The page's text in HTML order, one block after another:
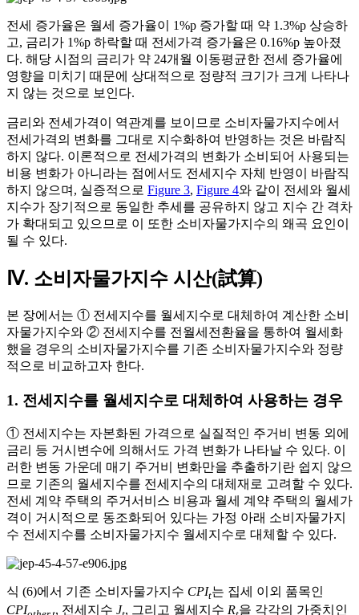
전세 증가율은 월세 증가율이 1%p 증가할 때 약 1.3%p 상승하
고, 금리가 1%p 하락할 때 전세가격 증가율은 0.16%p 높아졌
다. 해당 시점의 금리가 약 24개월 이동평균한 전세 증가율에
영향을 미치기 때문에 상대적으로 정량적 크기가 크게 나타나
지 않는 것으로 보인다.
금리와 전세가격이 역관계를 보이므로 소비자물가지수에서
전세가격의 변화를 그대로 지수화하여 반영하는 것은 바람직
하지 않다. 이론적으로 전세가격의 변화가 소비되어 사용되는
비용 변화가 아니라는 점에서도 전세지수 자체 반영이 바람직
하지 않으며, 실증적으로 Figure 3, Figure 4와 같이 전세와 월세
지수가 장기적으로 동일한 추세를 공유하지 않고 지수 간 격차
가 확대되고 있으므로 이 또한 소비자물가지수의 왜곡 요인이
될 수 있다.
Ⅳ. 소비자물가지수 시산(試算)
본 장에서는 ① 전세지수를 월세지수로 대체하여 계산한 소비
자물가지수와 ② 전세지수를 전월세전환율을 통하여 월세화
했을 경우의 소비자물가지수를 기존 소비자물가지수와 정량
적으로 비교하고자 한다.
1. 전세지수를 월세지수로 대체하여 사용하는 경우
① 전세지수는 자본화된 가격으로 실질적인 주거비 변동 외에
금리 등 거시변수에 의해서도 가격 변화가 나타날 수 있다. 이
러한 변동 가운데 매기 주거비 변화만을 추출하기란 쉽지 않으
므로 기존의 월세지수를 전세지수의 대체재로 고려할 수 있다.
전세 계약 주택의 주거서비스 비용과 월세 계약 주택의 월세가
격이 거시적으로 동조화되어 있다는 가정 아래 소비자물가지
수 전세지수를 소비자물가지수 월세지수로 대체할 수 있다.
식 (6)에서 기존 소비자물가지수 CPIt는 집세 이외 품목인
CPI
, 전세지수 J , 그리고 월세지수 R 을 각각의 가중치인